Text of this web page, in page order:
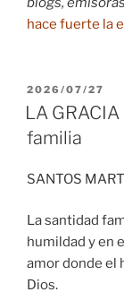
hace fuerte la
PUBLICADO
EL
2026/07/27
LA
familia
SANTOS
La santidad
humildad y en
amor donde el
Dios.